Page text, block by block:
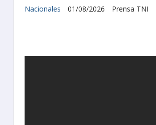
Prensa TNI
Nacionales 01/08/2026